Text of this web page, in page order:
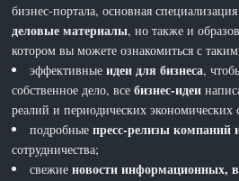
бизнес-портала, основная
деловые материалы, но также и
котором вы можете ознакомиться с
эффективныеидеи для бизнеса,
собственное дело, всебизнес-идеи
реалий и периодических экономических
подробныепресс-релизы компаний
сотрудничества;
свежиеновости информационных,